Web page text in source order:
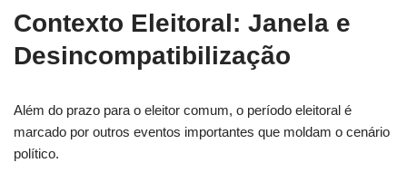
Contexto Eleitoral: Janela e
Desincompatibilização
Além do prazo para o eleitor comum, o período eleitoral é
marcado por outros eventos importantes que moldam o cenário
político.